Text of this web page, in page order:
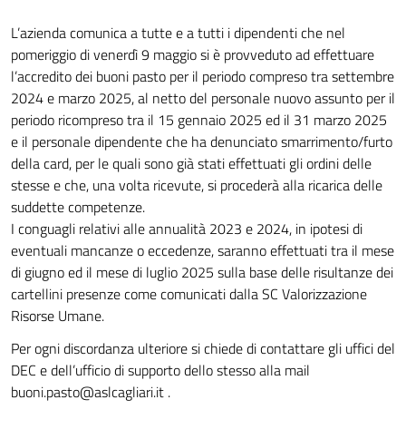
L’azienda comunica a tutte e a tutti i dipendenti che nel
pomeriggio di venerdì 9 maggio si è provveduto ad effettuare
l’accredito dei buoni pasto per il periodo compreso tra settembre
2024 e marzo 2025, al netto del personale nuovo assunto per il
periodo ricompreso tra il 15 gennaio 2025 ed il 31 marzo 2025
e il personale dipendente che ha denunciato smarrimento/furto
della card, per le quali sono già stati effettuati gli ordini delle
stesse e che, una volta ricevute, si procederà alla ricarica delle
suddette competenze.
I conguagli relativi alle annualità 2023 e 2024, in ipotesi di
eventuali mancanze o eccedenze, saranno effettuati tra il mese
di giugno ed il mese di luglio 2025 sulla base delle risultanze dei
cartellini presenze come comunicati dalla SC Valorizzazione
Risorse Umane.
Per ogni discordanza ulteriore si chiede di contattare gli uffici del
DEC e dell’ufficio di supporto dello stesso alla mail
buoni.pasto@aslcagliari.it .